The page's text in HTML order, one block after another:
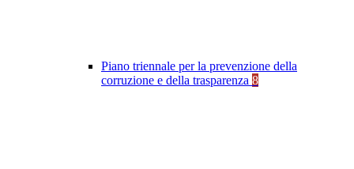
Piano triennale per la prevenzione della
corruzione e della trasparenza 8